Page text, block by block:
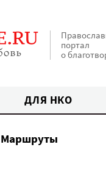
портал
о
ДЛЯ НКО
Маршруты